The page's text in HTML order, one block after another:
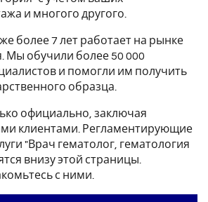
и многого другого.
более 7 лет работает на рынке
Мы обучили более 50 000
и помогли им получить
образца.
официально, заключая
клиентами. Регламентирующие
"Врач гематолог, гематология
внизу этой страницы.
с ними.